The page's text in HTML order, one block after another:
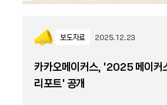
보도자료 2025.12.23
카카오메이커스, ‘2025 메이커
리포트’ 공개